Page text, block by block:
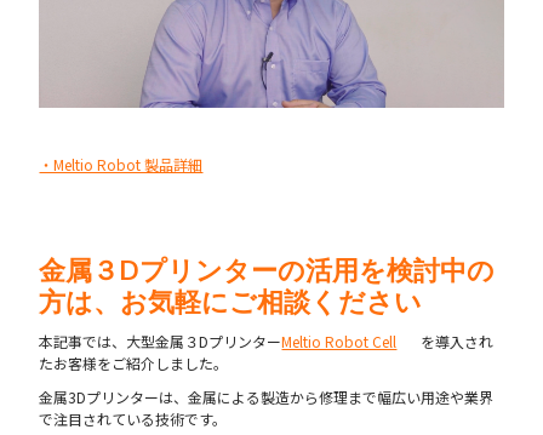
・Meltio Robot 製品詳細
金属３Dプリンターの活用を検討中の
方は、お気軽にご相談ください
本記事では、大型金属３DプリンターMeltio Robot Cell
を導入され
たお客様をご紹介しました。
金属3Dプリンターは、金属による製造から修理まで幅広い用途や業界
で注目されている技術です。